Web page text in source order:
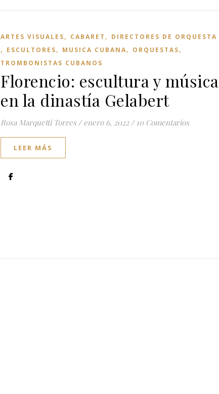
ARTES VISUALES, CABARET , DIRECTORES DE ORQUESTA
, ESCULTORES, MUSICA CUBANA, ORQUESTAS,
TROMBONISTAS CUBANOS
Florencio: escultura y música
en la dinastía Gelabert
Rosa Marquetti Torres / enero 6, 2022 / 10 Comentarios
LEER MÁS